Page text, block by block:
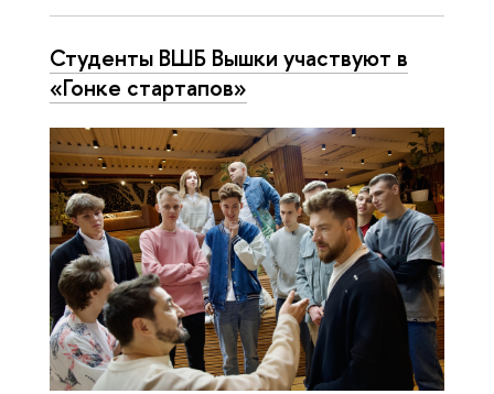
Студенты ВШБ Вышки участвуют в
«Гонке стартапов»